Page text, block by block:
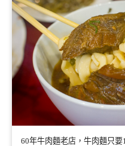
60年牛肉麵老店，牛肉麵只要